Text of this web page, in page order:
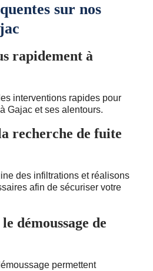
sur nos
rapidement à
interventions rapides pour
Gajac et ses alentours.
recherche de fuite
des infiltrations et réalisons
afin de sécuriser votre
démoussage de
permettent